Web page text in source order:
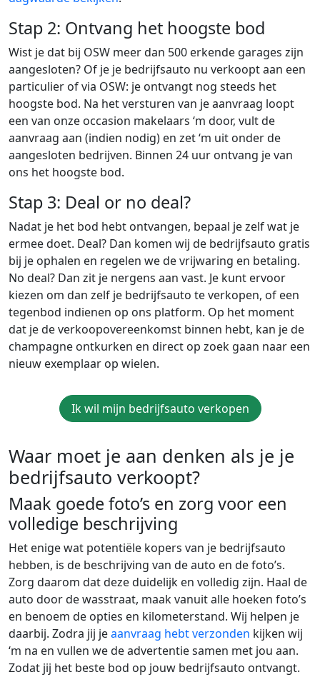
Stap 2: Ontvang het hoogste bod
Wist je dat bij OSW meer dan 500 erkende garages zijn
aangesloten? Of je je bedrijfsauto nu verkoopt aan een
particulier of via OSW: je ontvangt nog steeds het
hoogste bod. Na het versturen van je aanvraag loopt
een van onze occasion makelaars ‘m door, vult de
aanvraag aan (indien nodig) en zet ‘m uit onder de
aangesloten bedrijven. Binnen 24 uur ontvang je van
ons het hoogste bod.
Stap 3: Deal or no deal?
Nadat je het bod hebt ontvangen, bepaal je zelf wat je
ermee doet. Deal? Dan komen wij de bedrijfsauto gratis
bij je ophalen en regelen we de vrijwaring en betaling.
No deal? Dan zit je nergens aan vast. Je kunt ervoor
kiezen om dan zelf je bedrijfsauto te verkopen, of een
tegenbod indienen op ons platform. Op het moment
dat je de verkoopovereenkomst binnen hebt, kan je de
champagne ontkurken en direct op zoek gaan naar een
nieuw exemplaar op wielen.
Ik wil mijn bedrijfsauto verkopen
Waar moet je aan denken als je je
bedrijfsauto verkoopt?
Maak goede foto’s en zorg voor een
volledige beschrijving
Het enige wat potentiële kopers van je bedrijfsauto
hebben, is de beschrijving van de auto en de foto’s.
Zorg daarom dat deze duidelijk en volledig zijn. Haal de
auto door de wasstraat, maak vanuit alle hoeken foto’s
en benoem de opties en kilometerstand. Wij helpen je
daarbij. Zodra jij jeaanvraag hebt verzonden kijken wij
‘m na en vullen we de advertentie samen met jou aan.
Zodat jij het beste bod op jouw bedrijfsauto ontvangt.